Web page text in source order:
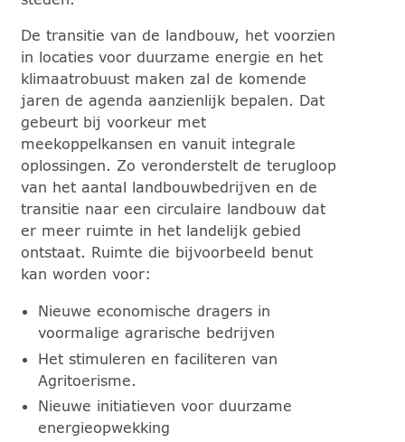
De transitie van de landbouw, het voorzien
in locaties voor duurzame energie en het
klimaatrobuust maken zal de komende
jaren de agenda aanzienlijk bepalen. Dat
gebeurt bij voorkeur met
meekoppelkansen en vanuit integrale
oplossingen. Zo veronderstelt de terugloop
van het aantal landbouwbedrijven en de
transitie naar een circulaire landbouw dat
er meer ruimte in het landelijk gebied
ontstaat. Ruimte die bijvoorbeeld benut
kan worden voor:
Nieuwe economische dragers in
voormalige agrarische bedrijven
Het stimuleren en faciliteren van
Agritoerisme.
Nieuwe initiatieven voor duurzame
energieopwekking